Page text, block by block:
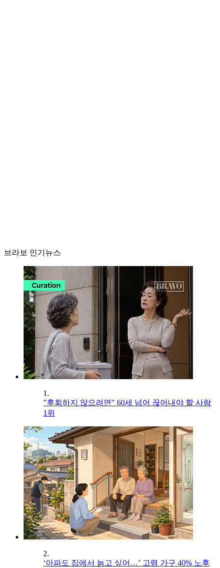
브라보 인기뉴스
1.
"후회하지 않으려면" 60세 넘어 끊어내야 할 사람
1위
2.
‘아파도 집에서 늙고 싶어…’ 고령 가구 40% 노후